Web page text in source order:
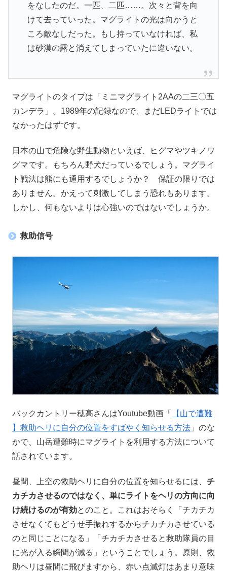
をなしたのだ。一匹、二匹……。次々と背を向
けて去っていった。マグライトの光は向かうと
ころ敵なしだった。もし持っていなければ、私
は砂漠の露と消えてしまっていたに違いない。
マグライトのタイプは「ミニマグライト2AAの二三〇五
カンデラ」。1989年の記録なので、まだLEDライトでは
なかったはずです。
日本の山で危険な野生動物といえば、ヒグマやツキノワ
グマです。もちろん野犬だっているでしょう。マグライ
ト戦法は熊にも通用するでしょうか？ 保証の限りでは
ありません。かえって刺激してしまう恐れもあります。
しかし、何もないよりは心強いのではないでしょうか。
救助信号
バックカントリー穂高さんはYoutube動画「
【山で遭難
】救助ヘリに自分の位置をすばやく知らせる方法 」のな
かで、山岳遭難時にマグライトを利用する方法について
話されています。
昼間、上空の救助ヘリに自分の位置を知らせるには、 チ
カチカさせるのではなく、単にライトをヘリの方向に向
け続けるのが有効とのこと。これはおそらく「チカチカ
させなくてもどうせ手振れするからチカチカさせている
のと同じことになる」「チカチカさせると救助隊員の目
に光が入る瞬間が減る」ということでしょう。原則、救
助ヘリは昼間に飛びますから、赤い点滅灯はあまり意味